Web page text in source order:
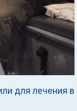
для лечения в